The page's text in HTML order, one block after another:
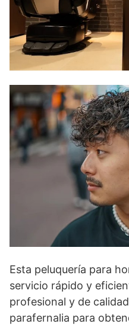
Esta peluquería para
servicio rápido y
profesional y de
parafernalia para